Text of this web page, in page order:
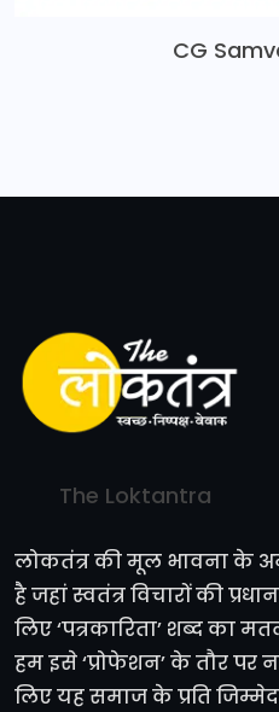
CG
The Loktantra
लोकतंत्र की मूल भावना के
है जहां स्वतंत्र विचारों की
लिए ‘पत्रकारिता’ शब्द का
हम इसे ‘प्रोफेशन’ के तौर पर
लिए यह समाज के प्रति